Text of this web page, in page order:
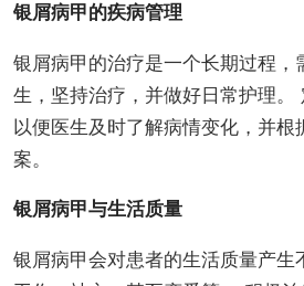
银屑病甲的疾病管理
银屑病甲的治疗是一个长期过程，
生，坚持治疗，并做好日常护理。
以便医生及时了解病情变化，并根
案。
银屑病甲与生活质量
银屑病甲会对患者的生活质量产生